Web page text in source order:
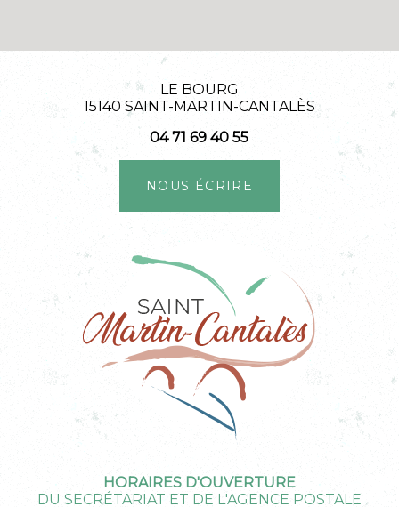
LE BOURG
15140 SAINT-MARTIN-CANTALÈS
04 71 69 40 55
NOUS ÉCRIRE
HORAIRES D'OUVERTURE
DU SECRÉTARIAT ET DE L'AGENCE POSTALE